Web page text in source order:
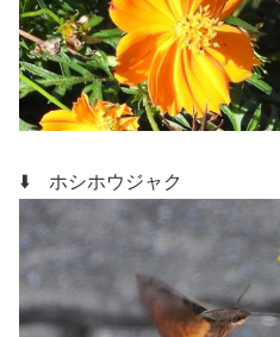
⬇️ ホシホウジャク